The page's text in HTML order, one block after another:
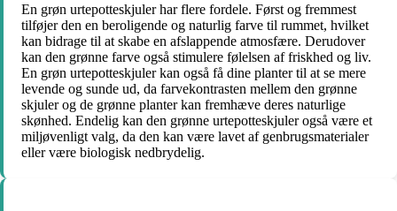
En grøn urtepotteskjuler har flere fordele. Først og fremmest
tilføjer den en beroligende og naturlig farve til rummet, hvilket
kan bidrage til at skabe en afslappende atmosfære. Derudover
kan den grønne farve også stimulere følelsen af friskhed og liv.
En grøn urtepotteskjuler kan også få dine planter til at se mere
levende og sunde ud, da farvekontrasten mellem den grønne
skjuler og de grønne planter kan fremhæve deres naturlige
skønhed. Endelig kan den grønne urtepotteskjuler også være et
miljøvenligt valg, da den kan være lavet af genbrugsmaterialer
eller være biologisk nedbrydelig.